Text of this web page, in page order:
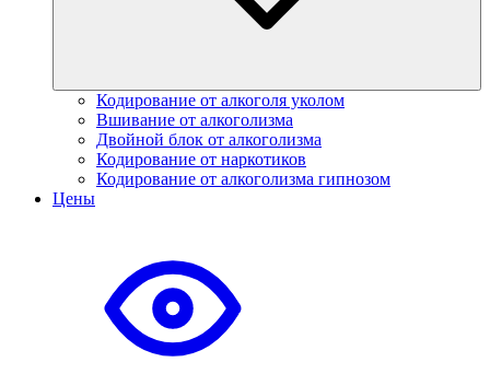
Кодирование от алкоголя уколом
Вшивание от алкоголизма
Двойной блок от алкоголизма
Кодирование от наркотиков
Кодирование от алкоголизма гипнозом
Цены